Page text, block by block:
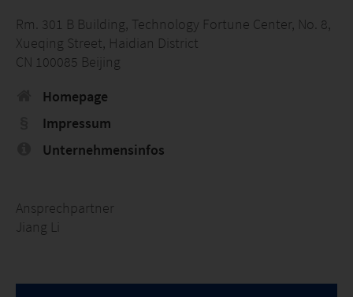
Rm. 301 B Building, Technology Fortune Center, No. 8,
Xueqing Street, Haidian District
CN 100085 Beijing
Homepage
Impressum
Unternehmensinfos
Ansprechpartner
Jiang Li